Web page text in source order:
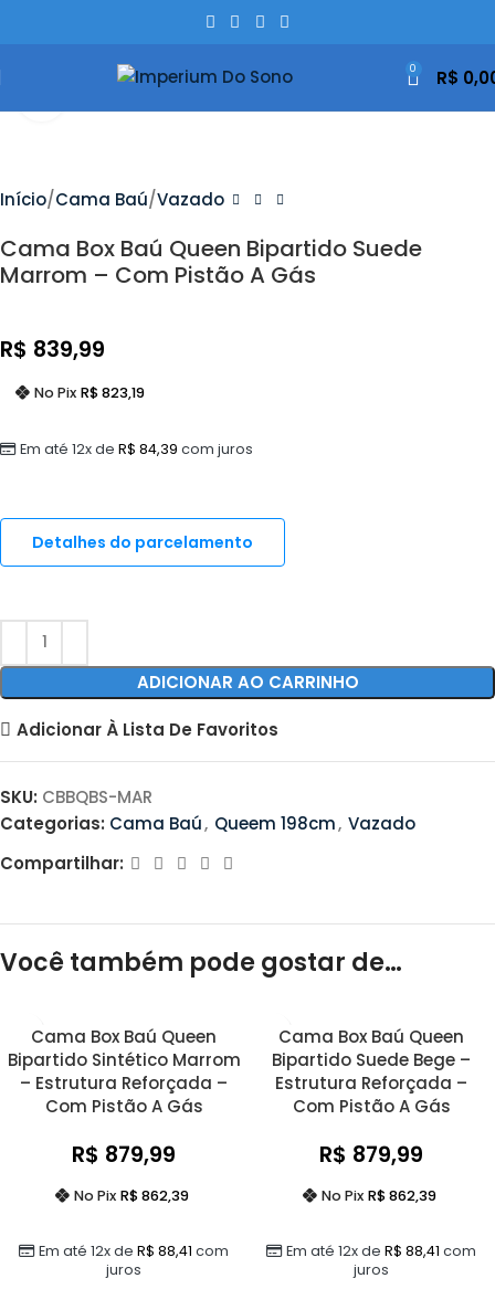
0 R$
Início Cama Baú Vazado
Cama Box Baú Queen Bipartido Suede
Marrom – Com Pistão A Gás
R$ 839,99
Em até 12x de R$ 84,39 com juros
No Pix R$823,19
Detalhes do parcelamento
ADICIONAR AO CARRINHO
Adicionar À Lista De Favoritos
SKU: CBBQBS-MAR
Categorias: Cama Baú, Queem 198cm, Vazado
Compartilhar:
Você também pode gostar de…
Cama Box Baú Queen
Bipartido Sintético Marrom
– Estrutura Reforçada –
Com Pistão A Gás
R$ 879,99
Em até 12x de R$ 88,41 com
juros
No Pix R$862,39
Cama Box Baú Queen
Bipartido Suede Bege –
Estrutura Reforçada –
Com Pistão A Gás
R$ 879,99
Em até 12x de R$ 88,41 com
juros
No Pix R$862,39